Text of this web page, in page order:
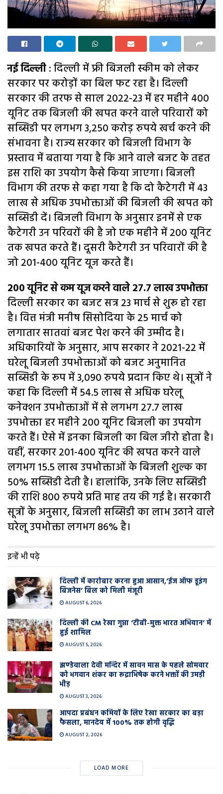
नई दिल्ली: दिल्ली में फ्री बिजली स्कीम को लेकर
सरकार पर करोड़ों का बिल फट रहा है। दिल्ली
सरकार की तरफ से साल 2022-23 में हर महीने 400
यूनिट तक बिजली की खपत करने वाले परिवारों को
सब्सिडी पर लगभग 3,250 करोड़ रुपये खर्च करने की
संभावना है। राज्य सरकार को बिजली विभाग के
प्रस्ताव में बताया गया है कि आने वाले बजट के तहत
इस राशि का उपयोग कैसे किया जाएगा। बिजली
विभाग की तरफ से कहा गया है कि दो कैटेगरी में 43
लाख से अधिक उपभोक्ताओं की बिजली की खपत को
सब्सिडी दें। बिजली विभाग के अनुसार इनमें से एक
कैटेगरी उन परिवरों की है जो एक महीने में 200 यूनिट
तक खपत करते हैं। दूसरी कैटेगरी उन परिवारों की है
जो 201-400 यूनिट यूज करते हैं।
200 यूनिट से कम यूज करने वाले 27.7 लाख उपभोक्ता
दिल्ली सरकार का बजट सत्र 23 मार्च से शुरू हो रहा
है। वित्त मंत्री मनीष सिसोदिया के 25 मार्च को
लगातार सातवां बजट पेश करने की उम्मीद है।
अधिकारियों के अनुसार, आप सरकार ने 2021-22 में
घरेलू बिजली उपभोक्ताओं को बजट अनुमानित
सब्सिडी के रूप में 3,090 रुपये प्रदान किए थे। सूत्रों ने
कहा कि दिल्ली में 54.5 लाख से अधिक घरेलू
कनेक्शन उपभोक्ताओं में से लगभग 27.7 लाख
उपभोक्ता हर महीने 200 यूनिट बिजली का उपयोग
करते हैं। ऐसे में इनका बिजली का बिल जीरो होता है।
वहीं, सरकार 201-400 यूनिट की खपत करने वाले
लगभग 15.5 लाख उपभोक्ताओं के बिजली शुल्क का
50% सब्सिडी देती है। हालांकि, उनके लिए सब्सिडी
की राशि 800 रुपये प्रति माह तय की गई है। सरकारी
सूत्रों के अनुसार, बिजली सब्सिडी का लाभ उठाने वाले
घरेलू उपभोक्ता लगभग 86% है।
इन्हें भी पढ़े
दिल्ली में कारोबार करना हुआ आसान,’ईज ऑफ डूइंग
बिजनेस’ बिल को मिली मंजूरी
AUGUST 6, 2026
दिल्ली की CM रेखा गुप्ता ‘टीबी-मुक्त भारत अभियान’ में
हुई शामिल
AUGUST 5, 2026
झण्डेवाला देवी मन्दिर में सावन मास के पहले सोमवार
को भगवान शंकर का रूद्राभिषेक करने भक्तों की उमड़ी
भीड़
AUGUST 3, 2026
आपदा प्रबंधन कर्मियों के लिए रेखा सरकार का बड़ा
फैसला, मानदेय में 100% तक होगी वृद्धि
AUGUST 2, 2026
LOAD MORE